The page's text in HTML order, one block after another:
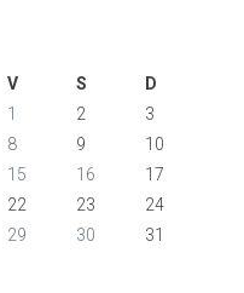
V S
D
1
2
3
8 9
10
15 16
17
22 23
24
29 30
31